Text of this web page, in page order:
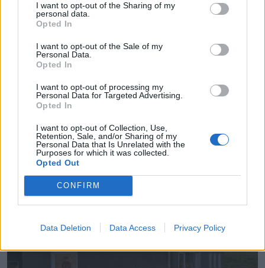
I want to opt-out of the Sharing of my
personal data.
Opted In
I want to opt-out of the Sale of my
Personal Data.
Opted In
I want to opt-out of processing my
Personal Data for Targeted Advertising.
Opted In
I want to opt-out of Collection, Use,
Retention, Sale, and/or Sharing of my
Personal Data that Is Unrelated with the
Purposes for which it was collected.
Opted Out
CONFIRM
Data Deletion Data Access Privacy Policy
Fotó: Haáz Vince
Fotó: Haáz Vince